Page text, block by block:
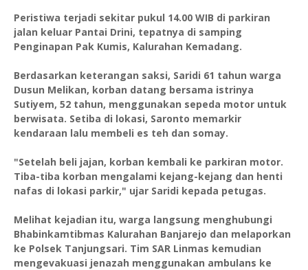
Peristiwa terjadi sekitar pukul 14.00 WIB di parkiran
jalan keluar Pantai Drini, tepatnya di samping
Penginapan Pak Kumis, Kalurahan Kemadang.
Berdasarkan keterangan saksi, Saridi 61 tahun warga
Dusun Melikan, korban datang bersama istrinya
Sutiyem, 52 tahun, menggunakan sepeda motor untuk
berwisata. Setiba di lokasi, Saronto memarkir
kendaraan lalu membeli es teh dan somay.
"Setelah beli jajan, korban kembali ke parkiran motor.
Tiba-tiba korban mengalami kejang-kejang dan henti
nafas di lokasi parkir," ujar Saridi kepada petugas.
Melihat kejadian itu, warga langsung menghubungi
Bhabinkamtibmas Kalurahan Banjarejo dan melaporkan
ke Polsek Tanjungsari. Tim SAR Linmas kemudian
mengevakuasi jenazah menggunakan ambulans ke